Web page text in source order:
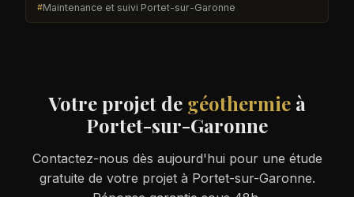
Maintenance et suivi Portet-sur-Garonne
Votre projet de géothermieà
Portet-sur-Garonne
Contactez-nous dès aujourd'hui pour une étude
gratuite de votre projet à Portet-sur-Garonne.